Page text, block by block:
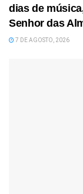
dias de
Senhor das
7 DE AGOSTO, 2026